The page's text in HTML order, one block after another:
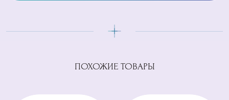
ПОХОЖИЕ ТОВАРЫ